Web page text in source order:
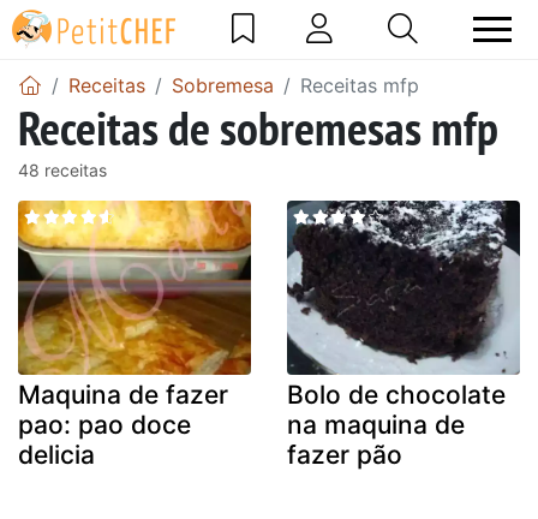
Receitas Sobremesa Receitas mfp
Receitas de sobremesas mfp
48 receitas
Maquina de fazer
pao: pao doce
delicia
Bolo de chocolate
na maquina de
fazer pão